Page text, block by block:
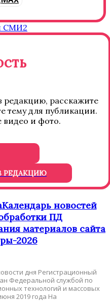
СМИ2
редакцию, расскажите
тему для публикации.
видео и фото.
РЕДАКЦИЮ
Календарь новостей
ПД
материалов сайта
2026
дня Регистрационный
Федеральной службой по
технологий и массовых
2019 года На